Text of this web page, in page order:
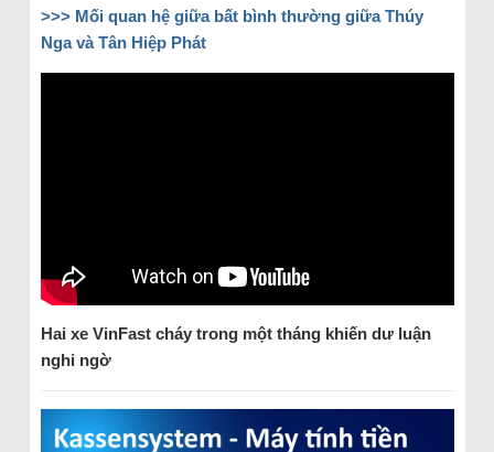
>>> Mối quan hệ giữa bất bình thường giữa Thúy
Nga và Tân Hiệp Phát
Hai xe VinFast cháy trong một tháng khiến dư luận
nghi ngờ